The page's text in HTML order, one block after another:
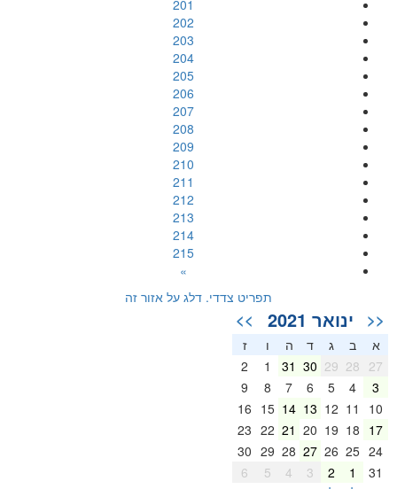
201
202
203
204
205
206
207
208
209
210
211
212
213
214
215
»
תפריט צדדי. דלג על אזור זה
<< ינואר 2021 >>
א ב ג ד ה
ז
27
28
29
30
31
2
3
4
5
6
7
8
9
10
11
12
13
14
15
16
17
18
19
20
21
22
23
24
25
26
27
28
29
30
31
2
3
4
5
6